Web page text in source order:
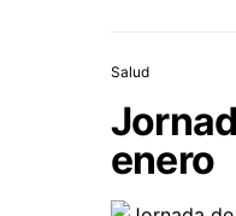
Salud
enero